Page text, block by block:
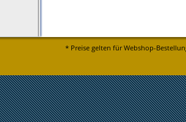
* Preise gelten für Webshop-